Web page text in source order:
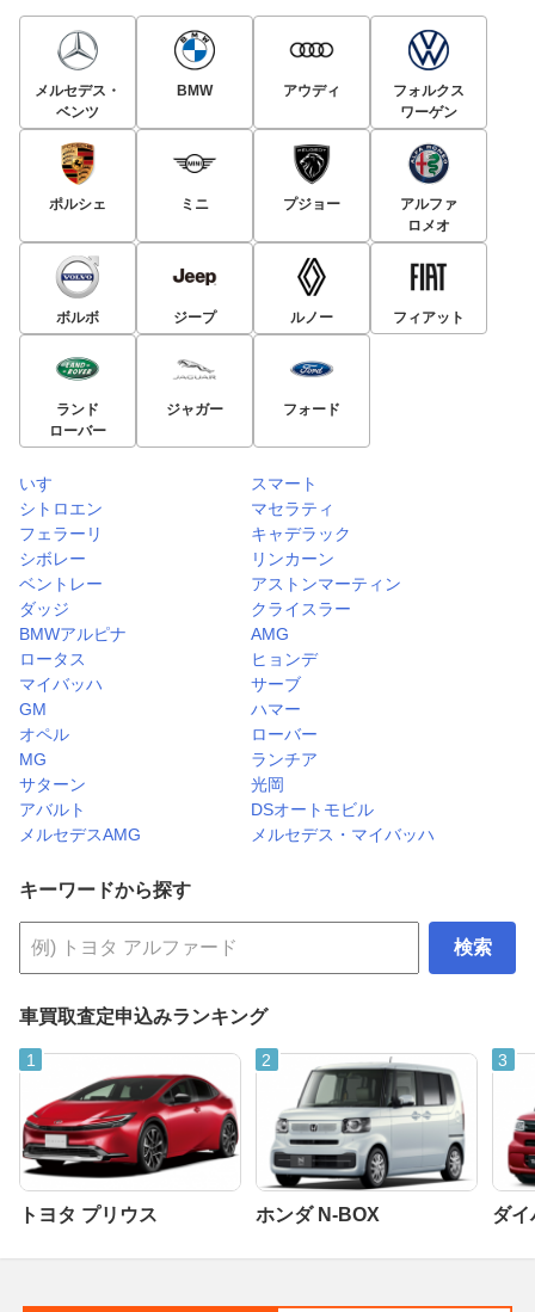
メルセデス・
ベンツ
BMW アウディ
フォルクス
ワーゲン
ポルシェ ミニ プジョー
アルファ
ロメオ
ボルボ ジープ ルノー フィアット
ランド
ローバー
ジャガー フォード
いすゞ
スマート
シトロエン
マセラティ
フェラーリ
キャデラック
シボレー
リンカーン
ベントレー
アストンマーティン
ダッジ
クライスラー
BMWアルピナ
AMG
ロータス
ヒョンデ
マイバッハ
サーブ
GM
ハマー
オペル
ローバー
MG
ランチア
サターン
光岡
アバルト
DSオートモビル
メルセデスAMG
メルセデス・マイバッハ
キーワードから探す
検索
車買取査定申込みランキング
トヨタ プリウス ホンダ N-BOX ダイ